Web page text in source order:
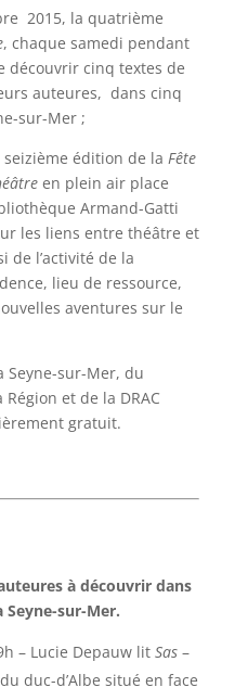
2015, la quatrième
, chaque samedi pendant
découvrir cinq textes de
auteures, dans cinq
sur-Mer ;
seizième édition de la Fête
en plein air place
Armand-Gatti
les liens entre théâtre et
de l’activité de la
lieu de ressource,
aventures sur le
Seyne-sur-Mer, du
et de la DRAC
gratuit.
à découvrir dans
sur-Mer.
– Lucie Depauw litSas–
duc-d’Albe situé en face